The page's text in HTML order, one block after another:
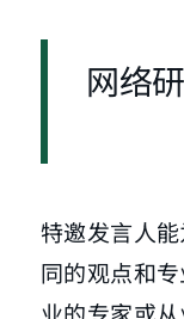
网络
特邀发言人
同的观点和
业的专家或